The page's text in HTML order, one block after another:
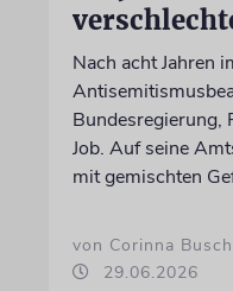
Nach acht Jahren
Bundesregierung,
Job. Auf seine
mit gemischten
von Corinna
29.06.2026